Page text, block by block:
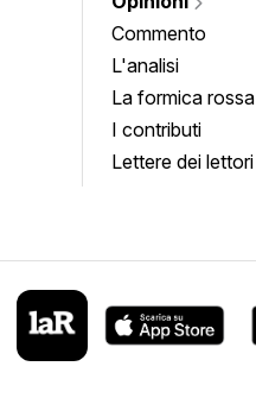
Commento
L'analisi
La formica rossa
I contributi
Lettere dei lettori